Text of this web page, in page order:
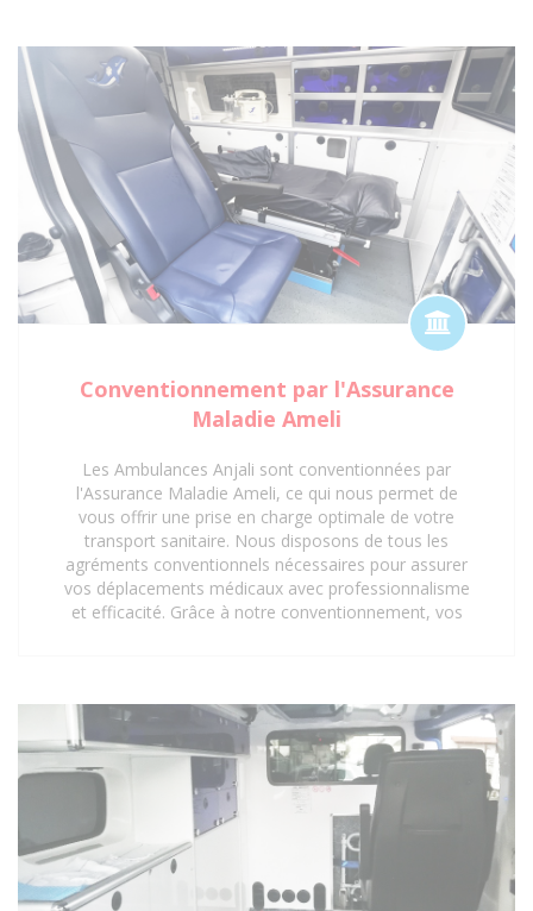
en charge optimale et réglementaire. Faites
confiance à notre expertise et à nos agréments pour
un service de transport sanitaire fiable et sécurisé à
Saint-Denis 93 et ses environs.
Conventionnement par l'Assurance
Maladie Ameli
Les Ambulances Anjali sont conventionnées par
l'Assurance Maladie Ameli, ce qui nous permet de
vous offrir une prise en charge optimale de votre
transport sanitaire. Nous disposons de tous les
agréments conventionnels nécessaires pour assurer
vos déplacements médicaux avec professionnalisme
et efficacité. Grâce à notre conventionnement, vos
supplémentaire. Faites confiance aux Ambulances
Anjali pour un service de transport sanitaire
conventionné et de qualité à Saint-Denis 93 et ses
environs.